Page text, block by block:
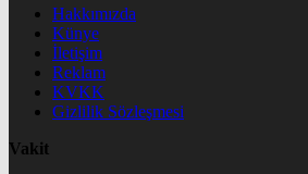
Hakkımızda
Künye
İletişim
Reklam
KVKK
Gizlilik Sözleşmesi
Vakit